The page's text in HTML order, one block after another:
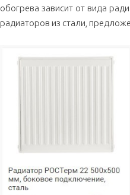
обогрева зависит от вида
радиаторов из стали,